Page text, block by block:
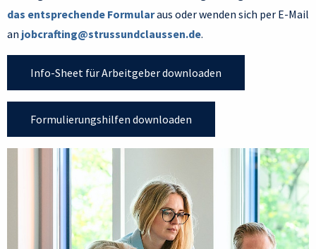
das entsprechende Formularaus oder wenden sich per E-Mail
an jobcrafting@strussundclaussen.de.
Info-Sheet für Arbeitgeber downloaden
Formulierungshilfen downloaden